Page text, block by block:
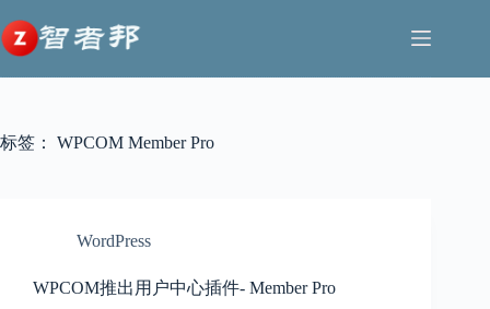
至
内
容
标签： WPCOM Member Pro
WordPress
WPCOM推出用户中心插件- Member Pro